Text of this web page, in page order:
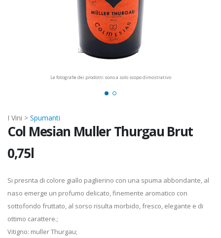
Le fotografie dei prodotti sono a solo scopo dimostrativo
I Vini > Spumanti
Col Mesian Muller Thurgau Brut
0,75l
Si presnta di colore giallo paglierino con una spuma abbondante, al
naso emerge un profumo delicato, finemente aromatico con
sottofondo fruttato, al sorso risulta morbido, fresco, elegante e di
ottimo carattere.;
Vitigno: muller Thurgau;